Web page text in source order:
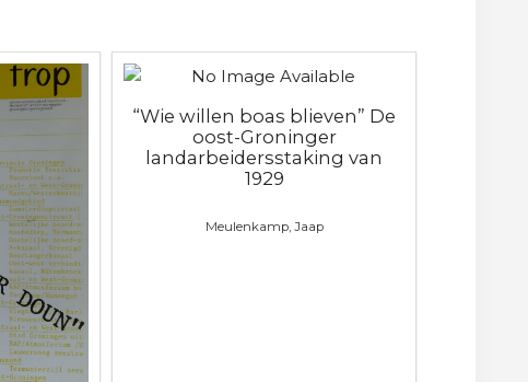
“Wie willen boas blieven” De
oost-Groninger
landarbeidersstaking van
1929
Meulenkamp, Jaap